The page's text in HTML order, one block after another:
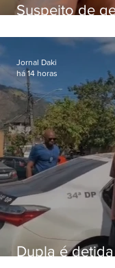
Suspeito de
foragido
Dupla é
Jornal Daki
há 14 horas